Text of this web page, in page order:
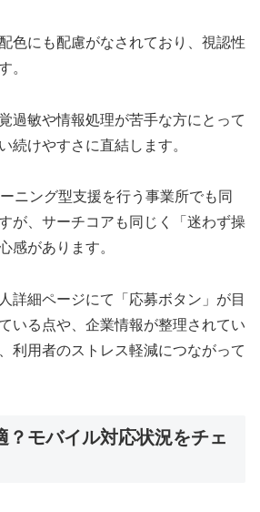
色にも配慮がなされており、視認性
。
過敏や情報処理が苦手な方にとって
続けやすさに直結します。
ニング型支援を行う事業所でも同
が、サーチコアも同じく「迷わず操
感があります。
詳細ページにて「応募ボタン」が目
いる点や、企業情報が整理されてい
利用者のストレス軽減につながって
？モバイル対応状況をチェ